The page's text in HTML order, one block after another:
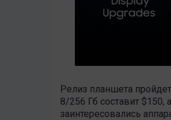
Релиз планшета
8/256 Гб составит
заинтересовались